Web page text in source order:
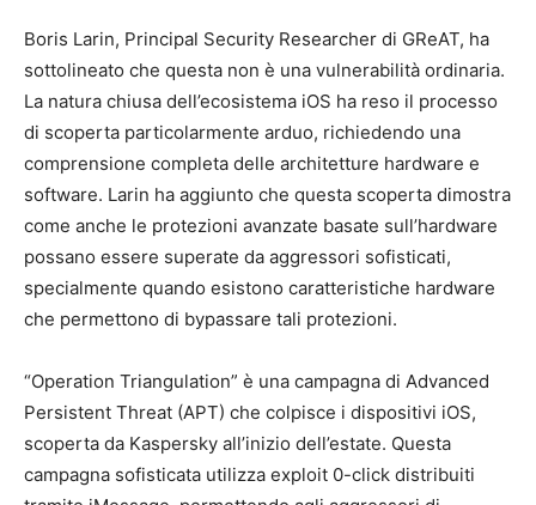
Boris Larin, Principal Security Researcher di GReAT, ha
sottolineato che questa non è una vulnerabilità ordinaria.
La natura chiusa dell’ecosistema iOS ha reso il processo
di scoperta particolarmente arduo, richiedendo una
comprensione completa delle architetture hardware e
software. Larin ha aggiunto che questa scoperta dimostra
come anche le protezioni avanzate basate sull’hardware
possano essere superate da aggressori sofisticati,
specialmente quando esistono caratteristiche hardware
che permettono di bypassare tali protezioni.
“Operation Triangulation” è una campagna di Advanced
Persistent Threat (APT) che colpisce i dispositivi iOS,
scoperta da Kaspersky all’inizio dell’estate. Questa
campagna sofisticata utilizza exploit 0-click distribuiti